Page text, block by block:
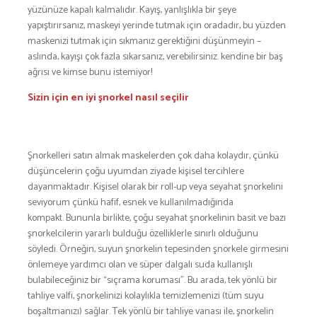
yüzünüze kapalı kalmalıdır. Kayış, yanlışlıkla bir şeye
yapıştırırsanız, maskeyi yerinde tutmak için oradadır, bu yüzden
maskenizi tutmak için sıkmanız gerektiğini düşünmeyin –
aslında, kayışı çok fazla sıkarsanız, verebilirsiniz. kendine bir baş
ağrısı ve kimse bunu istemiyor!
Sizin için en iyi şnorkel nasıl seçilir
Şnorkelleri satın almak maskelerden çok daha kolaydır, çünkü
düşüncelerin çoğu uyumdan ziyade kişisel tercihlere
dayanmaktadır. Kişisel olarak bir roll-up veya seyahat şnorkelini
seviyorum çünkü hafif, esnek ve kullanılmadığında
kompakt. Bununla birlikte, çoğu seyahat şnorkelinin basit ve bazı
şnorkelcilerin yararlı bulduğu özelliklerle sınırlı olduğunu
söyledi. Örneğin, suyun şnorkelin tepesinden şnorkele girmesini
önlemeye yardımcı olan ve süper dalgalı suda kullanışlı
bulabileceğiniz bir “sıçrama koruması”. Bu arada, tek yönlü bir
tahliye valfi, şnorkelinizi kolaylıkla temizlemenizi (tüm suyu
boşaltmanızı) sağlar. Tek yönlü bir tahliye vanası ile, şnorkelin